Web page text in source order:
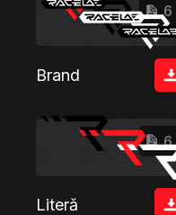
6
Brand
6
Literă